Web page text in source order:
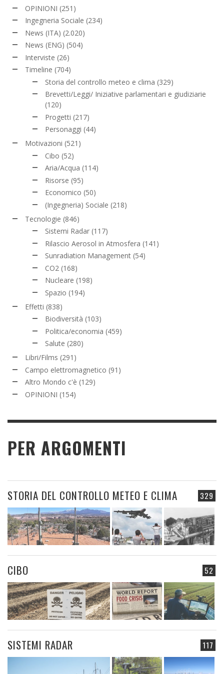
OPINIONI (251)
Ingegneria Sociale (234)
News (ITA) (2.020)
News (ENG) (504)
Interviste (26)
Timeline (704)
Storia del controllo meteo e clima (329)
Brevetti/Leggi/ Iniziative parlamentari e giudiziarie
(120)
Progetti (217)
Personaggi (44)
Motivazioni (521)
Cibo (52)
Aria/Acqua (114)
Risorse (95)
Economico (50)
(Ingegneria) Sociale (218)
Tecnologie (846)
Sistemi Radar (117)
Rilascio Aerosol in Atmosfera (141)
Sunradiation Management (54)
CO2 (168)
Nucleare (198)
Spazio (194)
Effetti (838)
Biodiversità (103)
Politica/economia (459)
Salute (280)
Libri/Films (291)
Campo elettromagnetico (91)
Altro Mondo c'è (129)
OPINIONI (154)
PER ARGOMENTI
329
STORIA DEL CONTROLLO METEO E CLIMA
52
CIBO
117
SISTEMI RADAR